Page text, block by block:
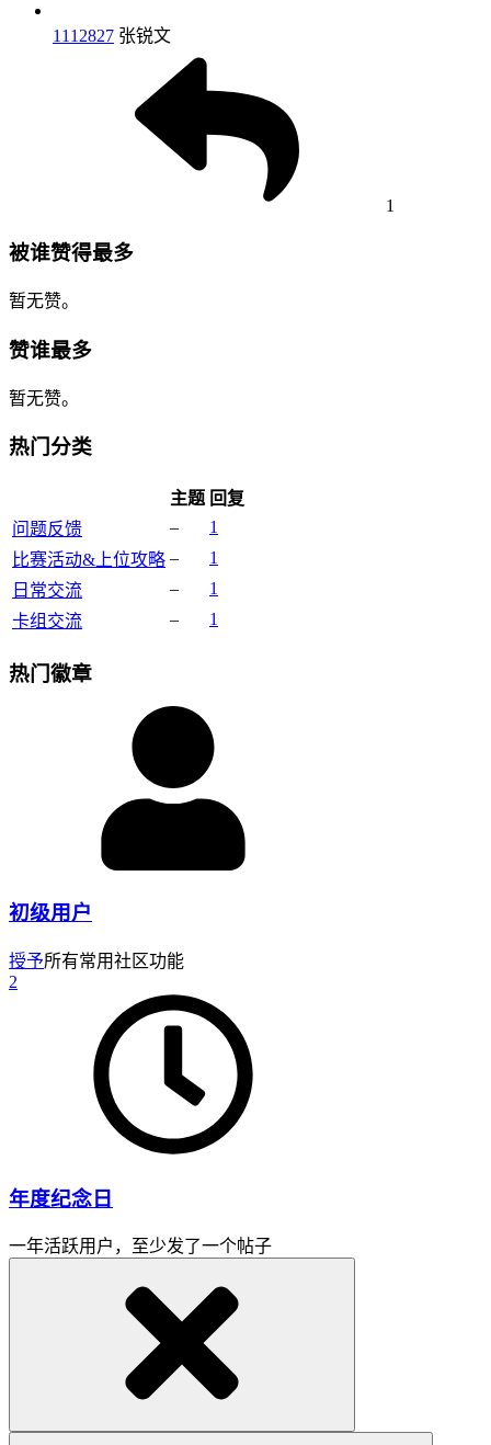
1112827 张锐文
1
被谁赞得最多
暂无赞。
赞谁最多
暂无赞。
热门分类
主题 回复
问题反馈
–
1
比赛活动&上位攻略 –
1
日常交流
–
1
卡组交流
– 1
热门徽章
初级用户
授予所有常用社区功能
2
年度纪念日
一年活跃用户，至少发了一个帖子